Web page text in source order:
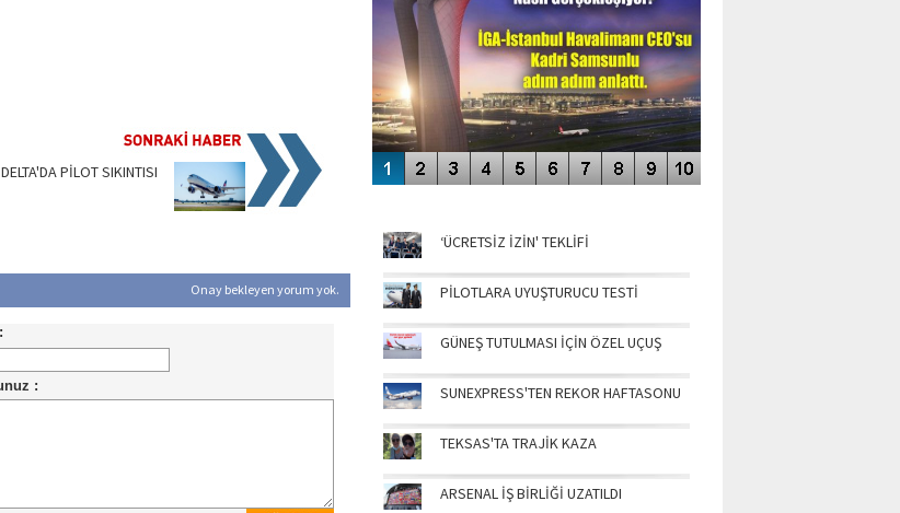
DELTA'DA PİLOT SIKINTISI
Onay bekleyen yorum yok.
‘ÜCRETSİZ İZİN' TEKLİFİ
PİLOTLARA UYUŞTURUCU TESTİ
GÜNEŞ TUTULMASI İÇİN ÖZEL UÇUŞ
SUNEXPRESS'TEN REKOR HAFTASONU
TEKSAS'TA TRAJİK KAZA
ARSENAL İŞ BİRLİĞİ UZATILDI